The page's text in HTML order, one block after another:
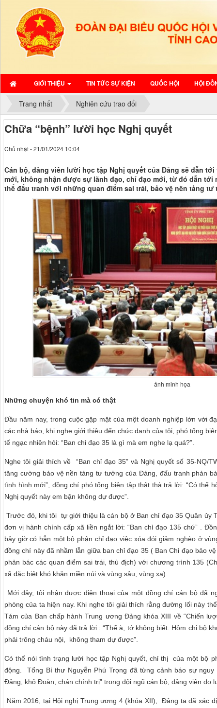
GIỚI THIỆU TIN TỨC SỰ KIỆN QUỐC HỘI HỘI
Trang nhất Nghiên cứu trao đổi
Chữa “bệnh” lười học Nghị quyết
Chủ nhật - 21/01/2024 10:04
Cán bộ, đảng viên lười học tập Nghị quyết của Đảng sẽ dẫn
mới, không nhận được sự lãnh đạo, chỉ đạo mới, từ đó dẫn tới
thể đấu tranh với những quan điểm sai trái, bảo vệ nền tảng
ảnh minh họa
Những chuyện khó tin mà có thật
Đầu năm nay, trong cuộc gặp mặt của một doanh nghiệp lớn với
các nhà báo, khi nghe giới thiệu đến chức danh của tôi, phó tổng
tế ngạc nhiên hỏi: “Ban chỉ đạo 35 là gì mà em nghe lạ quá?”.
Nghe tôi giải thích về “Ban chỉ đạo 35” và Nghị quyết số 35-NQ/
tăng cường bảo vệ nền tảng tư tưởng của Đảng, đấu tranh phản
tình hình mới”, đồng chí phó tổng biên tập thật thà trả lời: “Có thể
Nghị quyết này em bận không dự được”.
Trước đó, khi tôi tự giới thiệu là cán bộ ở Ban chỉ đạo 35 Quân ủy
đơn vị hành chính cấp xã liền ngắt lời: “Ban chỉ đạo 135 chứ” .
bây giờ có hẳn một bộ phận chỉ đạo việc xóa đói giảm nghèo ở
đồng chí này đã nhầm lẫn giữa ban chỉ đạo 35 ( Ban Chỉ đạo bảo
phản bác các quan điểm sai trái, thù địch) với chương trình 135
xã đặc biệt khó khăn miền núi và vùng sâu, vùng xa).
Mới đây, tôi nhận được điện thoại của một đồng chí cán bộ đã
phòng của ta hiện nay. Khi nghe tôi giải thích rằng đường lối này
Tám của Ban chấp hành Trung ương Đảng khóa XIII về “Chiến
đồng chí cán bộ này đã trả lời : “Thế à, tớ không biết. Hôm chi bộ
phải trông cháu nội, không tham dự được”.
Có thể nói tình trạng lười học tập Nghị quyết, chỉ thị của một bộ
động. Tổng Bí thư Nguyễn Phú Trọng đã từng cảnh báo sự
Đảng, khô Đoàn, chán chính trị” trong đội ngũ cán bộ, đảng viên do
Năm 2016, tại Hội nghị Trung ương 4 (khóa XII), Đảng ta đã xác